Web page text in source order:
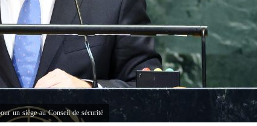
un siège au Conseil de sécurité